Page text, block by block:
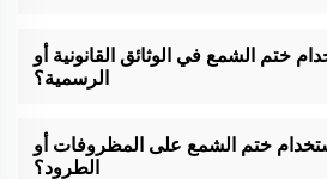
بما في ذلك عصي الشمع التقليدية أو الشمع
اللاصق الحديث.
ختم الشمع في الوثائق القانونية أو
الرسمية؟
زخرفية. ومع ذلك، فمن المستحسن اتباع لوائح
أو إرشادات محددة بشأن الأختام لهذه الوثائق.
ختم الشمع على المظروفات أو
الطرود؟